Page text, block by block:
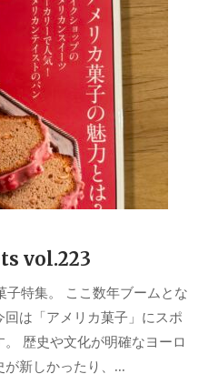
vol.223
特集。 ここ数年ブームとな
は「アメリカ菓子」にスポ
歴史や文化が明確なヨーロ
新しかったり、...